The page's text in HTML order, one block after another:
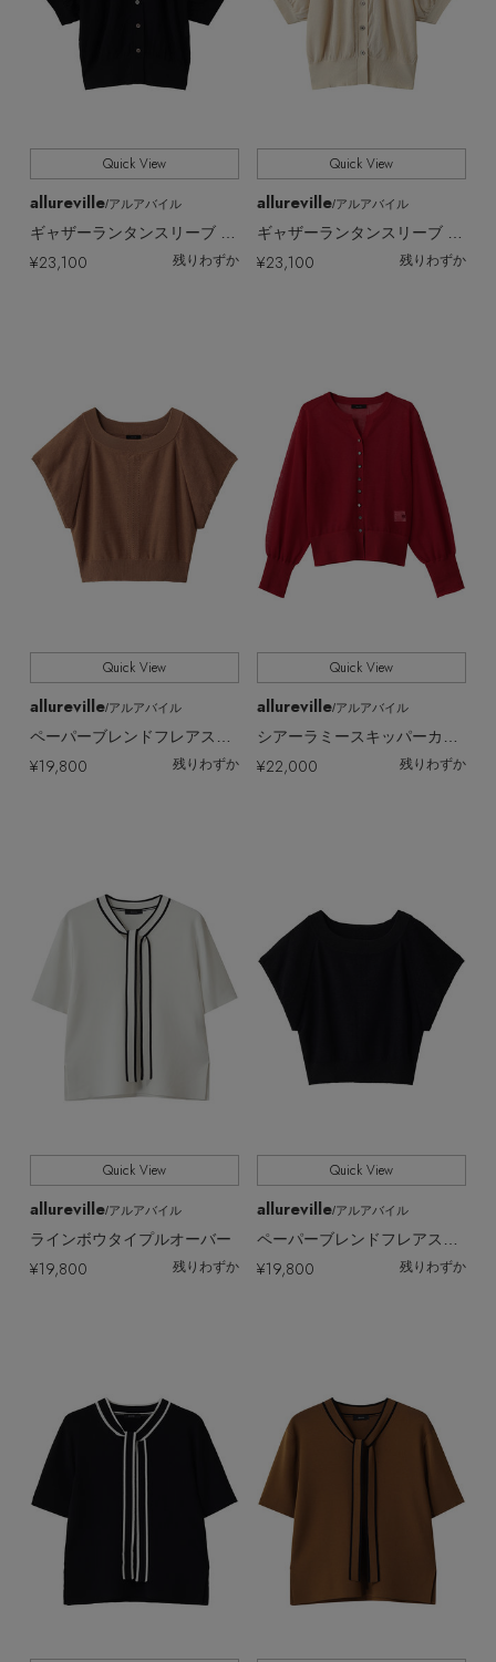
Quick View
allureville/アルアバイル
ギャザーランタンスリーブ 2WAY カーディガン
¥23,100 残りわずか
Quick View
allureville/アルアバイル
ギャザーランタンスリーブ 2WAY カーディガン
¥23,100 残りわずか
Quick View
allureville/アルアバイル
¥22,000 残りわずか
Quick View
allureville/アルアバイル
¥19,800 残りわずか
Quick View
allureville/アルアバイル
¥19,800 残りわずか
Quick View
allureville/アルアバイル
ラインボウタイプルオーバー
¥19,800 残りわずか